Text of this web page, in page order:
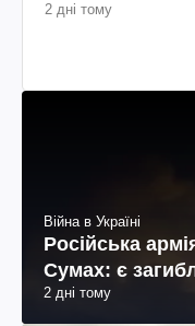
2 дні тому
Війна в Україні
Російська
Сумах: є
2 дні тому